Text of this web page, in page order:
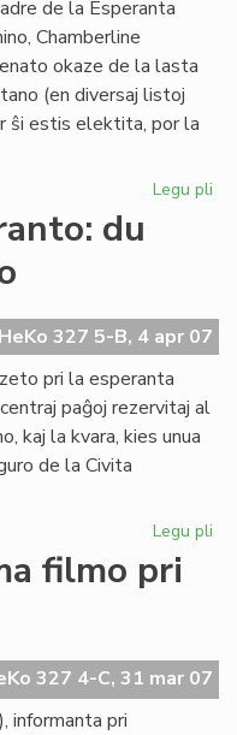
de la Esperanta
Chamberline
okaze de la lasta
(en diversaj listoj
ŝi estis elektita, por la
Legu pli
du
HeKo 327 5-B, 4 apr 07
pri la esperanta
paĝoj rezervitaj al
kaj la kvara, kies unua
de la Civita
Legu pli
filmo pri
327 4-C, 31 mar 07
informanta pri